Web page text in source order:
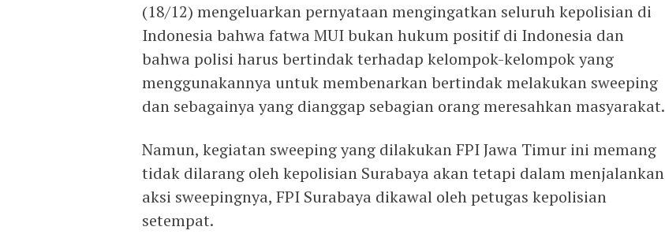
(18/12) mengeluarkan pernyataan mengingatkan seluruh kepolisian di
Indonesia bahwa fatwa MUI bukan hukum positif di Indonesia dan
bahwa polisi harus bertindak terhadap kelompok-kelompok yang
menggunakannya untuk membenarkan bertindak melakukan sweeping
dan sebagainya yang dianggap sebagian orang meresahkan masyarakat.
Namun, kegiatan sweeping yang dilakukan FPI Jawa Timur ini memang
tidak dilarang oleh kepolisian Surabaya akan tetapi dalam menjalankan
aksi sweepingnya, FPI Surabaya dikawal oleh petugas kepolisian
setempat.